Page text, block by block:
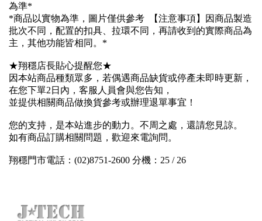
為準*
*商品以實物為準，圖片僅供參考 【注意事項】因商品製造
批次不同，配置的扣具、拉環不同，再請收到的實際商品為
主，其他功能皆相同。*
★翔穩店長貼心提醒您★
因本站商品種類眾多，若偶遇商品缺貨或停產未即時更新，
在您下單2日內，客服人員會與您告知，
並提供相關商品做換貨參考或辦理退單事宜！
您的支持，是本站進步的動力。不周之處，還請您見諒。
如有商品訂購相關問題，歡迎來電詢問。
翔穩門市電話：(02)8751-2600 分機：25 / 26